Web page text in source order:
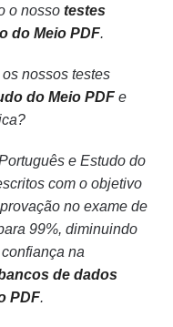
o nosso testes
do Meio PDF.
nossos testes
do Meio PDF e
e Estudo do
com o objetivo
no exame de
99%, diminuindo
na
de dados
PDF.